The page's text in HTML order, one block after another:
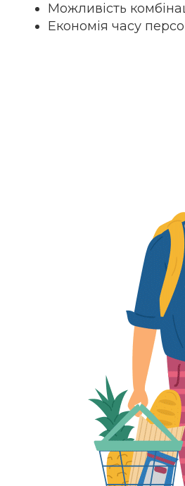
Можливість
Економія часу